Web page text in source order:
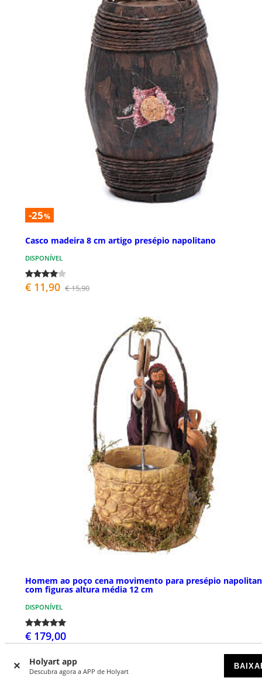
Holyart app
Descubra agora a APP de Holyart
-25%
Casco madeira 8 cm artigo presépio napolitano
DISPONÍVEL
€ 11,90 € 15,90
Homem ao poço cena movimento para presépio
com figuras altura média 12 cm
DISPONÍVEL
€ 179,00